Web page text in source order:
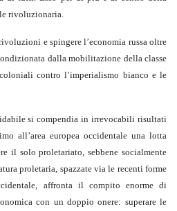
rivoluzionaria.
e spingere l’economia russa oltre
dalla mobilitazione della classe
contro l’imperialismo bianco e le
si compendia in irrevocabili risultati
all’area europea occidentale una lotta
il solo proletariato, sebbene socialmente
proletaria, spazzate via le recenti forme
affronta il compito enorme di
con un doppio onere: superare le